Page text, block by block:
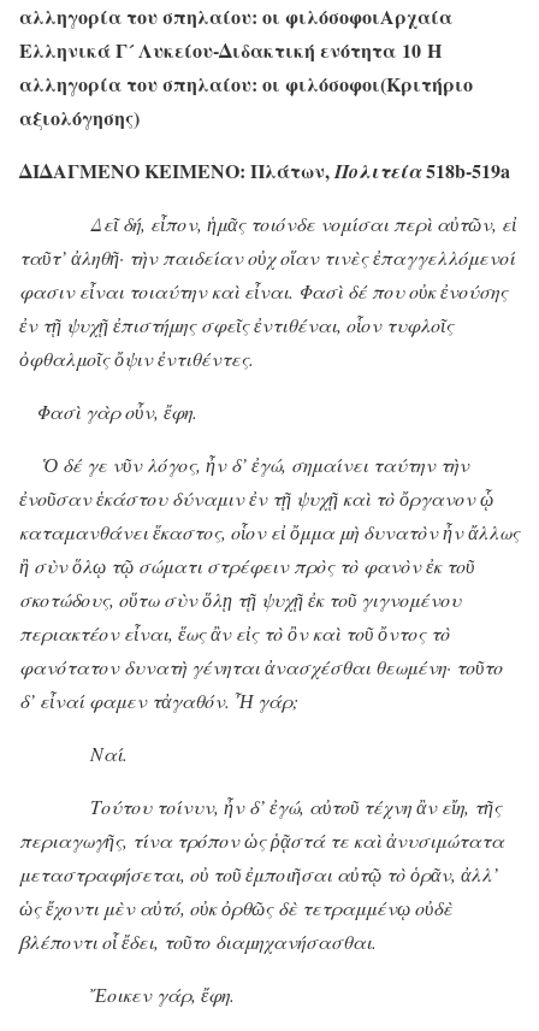
αλληγορία του σπηλαίου: οι φιλόσοφοιΑρχαία
Ελληνικά Γ´ Λυκείου-Διδακτική ενότητα 10 Η
αλληγορία του σπηλαίου: οι φιλόσοφοι(Κριτήριο
αξιολόγησης)
ΔΙΔΑΓΜΕΝΟ ΚΕΙΜΕΝΟ: Πλάτων,Πολιτεία518b-519a
Δεῖ δή, εἶπον, ἡμᾶς τοιόνδε νομίσαι περὶ αὐτῶν, εἰ
ταῦτ’ ἀληθῆ· τὴν παιδείαν οὐχ οἵαν τινὲς ἐπαγγελλόμενοί
φασιν εἶναι τοιαύτην καὶ εἶναι. Φασὶ δέ που οὐκ ἐνούσης
ἐν τῇ ψυχῇ ἐπιστήμης σφεῖς ἐντιθέναι, οἷον τυφλοῖς
ὀφθαλμοῖς ὄψιν ἐντιθέντες.
Φασὶ γὰρ οὖν, ἔφη.
Ὁ δέ γε νῦν λόγος, ἦν δ’ ἐγώ, σημαίνει ταύτην τὴν
ἐνοῦσαν ἑκάστου δύναμιν ἐν τῇ ψυχῇ καὶ τὸ ὄργανον ᾧ
καταμανθάνει ἕκαστος, οἷον εἰ ὄμμα μὴ δυνατὸν ἦν ἄλλως
ἢ σὺν ὅλῳ τῷ σώματι στρέφειν πρὸς τὸ φανὸν ἐκ τοῦ
σκοτώδους, οὕτω σὺν ὅλῃ τῇ ψυχῇ ἐκ τοῦ γιγνομένου
περιακτέον εἶναι, ἕως ἂν εἰς τὸ ὂν καὶ τοῦ ὄντος τὸ
φανότατον δυνατὴ γένηται ἀνασχέσθαι θεωμένη· τοῦτο
δ’ εἶναί φαμεν τἀγαθόν. Ἦ γάρ;
Ναί.
Τούτου τοίνυν, ἦν δ’ ἐγώ, αὐτοῦ τέχνη ἂν εἴη, τῆς
περιαγωγῆς, τίνα τρόπον ὡς ῥᾷστά τε καὶ ἀνυσιμώτατα
μεταστραφήσεται, οὐ τοῦ ἐμποιῆσαι αὐτῷ τὸ ὁρᾶν, ἀλλ’
ὡς ἔχοντι μὲν αὐτό, οὐκ ὀρθῶς δὲ τετραμμένῳ οὐδὲ
βλέποντι οἷ ἔδει, τοῦτο διαμηχανήσασθαι.
Ἔοικεν γάρ, ἔφη.